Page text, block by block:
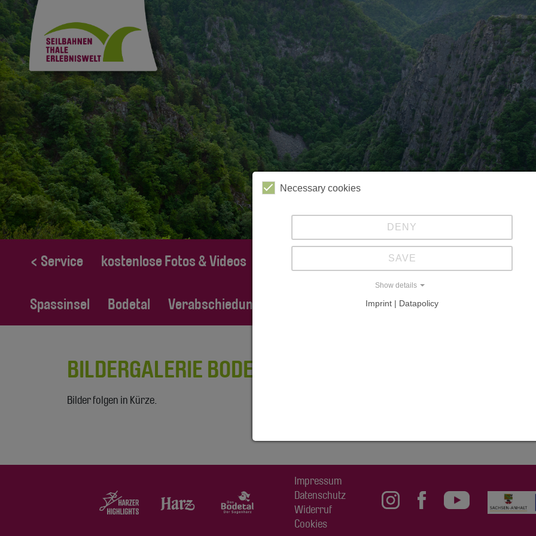
< Service kostenlose Fotos & Videos Kabinenbahn Sessellift
Spassinsel Bodetal Verabschiedung Familie Tietz
BILDERGALERIE BODETAL
Bilder folgen in Kürze.
Impressum
Datenschutz
Widerruf
Cookies
Necessary cookies
DENY
SAVE
Show details
Imprint | Datapolicy